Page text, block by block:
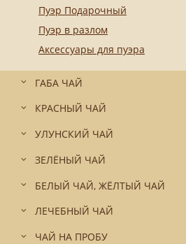
Пуэр Подарочный
Пуэр в разлом
Аксессуары для пуэра
ГАБА ЧАЙ
КРАСНЫЙ ЧАЙ
УЛУНСКИЙ ЧАЙ
ЗЕЛЁНЫЙ ЧАЙ
БЕЛЫЙ ЧАЙ, ЖЁЛТЫЙ ЧАЙ
ЛЕЧЕБНЫЙ ЧАЙ
ЧАЙ НА ПРОБУ